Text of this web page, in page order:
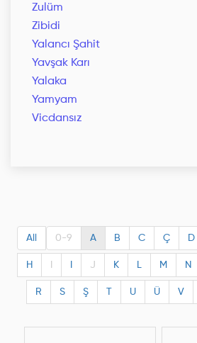
Zulüm
Zibidi
Yalancı Şahit
Yavşak Karı
Yalaka
Yamyam
Vicdansız
All 0-9 A B C Ç D
H J K L M N
R S Ş U Ü V